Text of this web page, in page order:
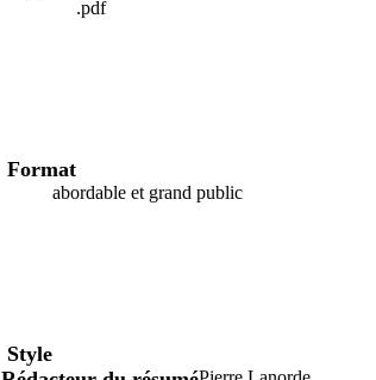
Format
.pdf
Style
abordable et grand public